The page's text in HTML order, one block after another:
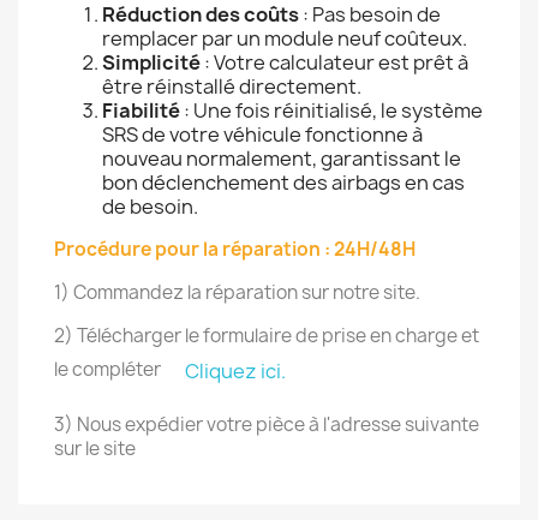
Réduction des coûts: Pas besoin de
remplacer par un module neuf coûteux.
Simplicité: Votre calculateur est prêt à
être réinstallé directement.
Fiabilité: Une fois réinitialisé, le système
SRS de votre véhicule fonctionne à
nouveau normalement, garantissant le
bon déclenchement des airbags en cas
de besoin.
Procédure pour la réparation : 24H/48H
1) Commandez la réparation sur notre site.
2) Télécharger le formulaire de prise en charge et
le compléter
Cliquez ici.
3) Nous expédier votre pièce à l'adresse suivante
sur le site